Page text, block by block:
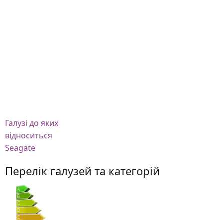
Галузі до яких
відноситься
Seagate
Перелік галузей та категорій